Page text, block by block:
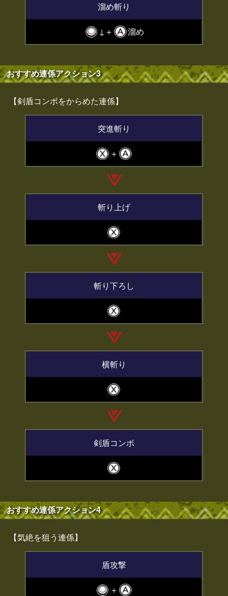
溜め斬り
↓＋ 溜め
おすすめ連係アクション3
【剣盾コンボをからめた連係】
突進斬り
＋
斬り上げ
斬り下ろし
横斬り
剣盾コンボ
おすすめ連係アクション4
【気絶を狙う連係】
盾攻撃
＋